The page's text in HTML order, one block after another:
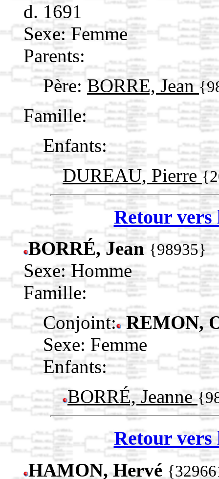
d. 1691
Sexe: Femme
Parents:
Père: BORRE, Jean
Famille:
Enfants:
DUREAU, Pierre
Retour vers
BORRÉ, Jean {98935}
Sexe: Homme
Famille:
Conjoint: REMON,
Sexe: Femme
Enfants:
BORRÉ, Jeanne
Retour vers
HAMON, Hervé